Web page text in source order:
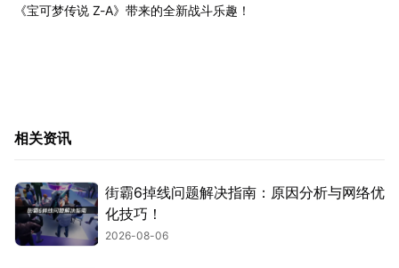
《宝可梦传说 Z-A》带来的全新战斗乐趣！
相关资讯
街霸6掉线问题解决指南：原因分析与网络优
化技巧！
2026-08-06